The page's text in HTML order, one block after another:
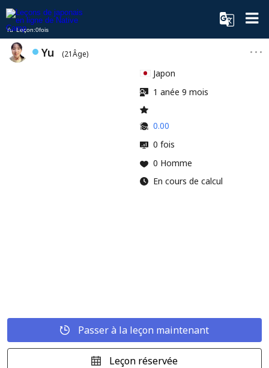
Yu Leçon:0fois
Yu (21Âge)
Japon
1 anée 9 mois
0.00
0 fois
0 Homme
En cours de calcul
Passer à la leçon maintenant
Leçon réservée